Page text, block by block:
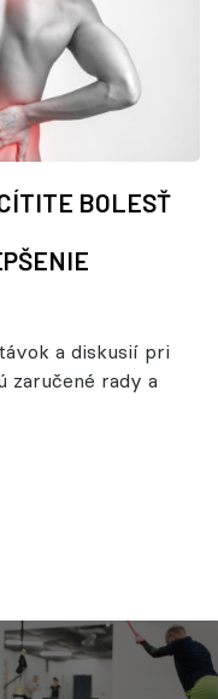
BOLESŤ
a diskusií pri
zaručené rady a